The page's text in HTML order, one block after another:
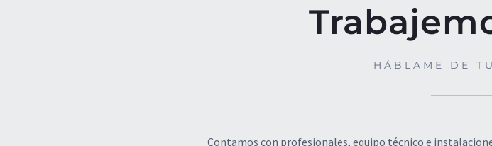
HÁBLAME DE
Contamos con profesionales, equipo técnico e